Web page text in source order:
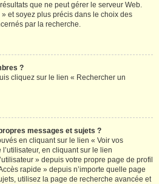
que ne peut gérer le serveur Web.
et soyez plus précis dans le choix des
par la recherche.
?
cliquez sur le lien « Rechercher un
messages et sujets ?
en cliquant sur le lien « Voir vos
en cliquant sur le lien
» depuis votre propre page de profil
rapide » depuis n’importe quelle page
utilisez la page de recherche avancée et